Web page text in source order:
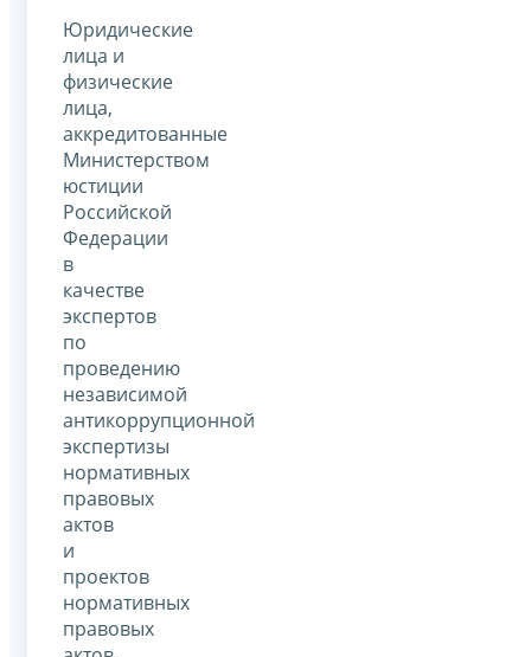
Юридические
лица и
физические
лица,
аккредитованные
Министерством
юстиции
Российской
Федерации
в
качестве
экспертов
по
проведению
независимой
антикоррупционной
экспертизы
нормативных
правовых
актов
и
проектов
нормативных
правовых